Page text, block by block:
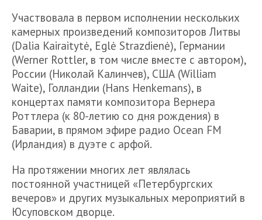
Участвовала в первом исполнении нескольких
камерных произведений композиторов Литвы
(Dalia Kairaitytė, Eglė Strazdienė), Германии
(Werner Rottler, в том числе вместе с автором),
России (Николай Калинчев), США (William
Waite), Голландии (Hans Henkemans), в
концертах памяти композитора Вернера
Роттлера (к 80-летию со дня рождения) в
Баварии, в прямом эфире радио Ocean FM
(Ирландия) в дуэте с арфой.
На протяжении многих лет являлась
постоянной участницей «Петербургских
вечеров» и других музыкальных мероприятий в
Юсуповском дворце.